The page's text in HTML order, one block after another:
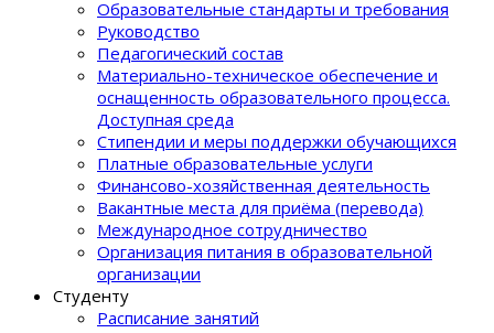
Образовательные стандарты и требования
Руководство
Педагогический состав
Материально-техническое обеспечение и
оснащенность образовательного процеcса.
Доступная среда
Стипендии и меры поддержки обучающихся
Платные образовательные услуги
Финансово-хозяйственная деятельность
Вакантные места для приёма (перевода)
Международное сотрудничество
Организация питания в образовательной
организации
Студенту
Расписание занятий